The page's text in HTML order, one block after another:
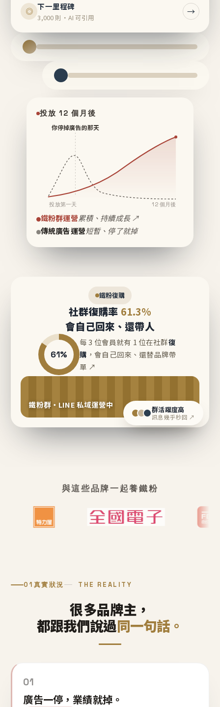
◎ 下一里程碑
3,000 則・AI 可引用
→
投放 12 個月後
你停掉廣告的那天
投放第一天 12 個月後
鐵粉群運營累積、持續成長 ↗
傳統廣告運營短暫、停了就掉
鐵粉復購
社群復購率 61.3%
會自己回來、還帶人
61%
每 3 位會員就有 1 位在社群復
購 ，會自己回來、還替品牌帶
單 ↗
鐵粉群・LINE 私域運營中 群活躍度高
訊息幾乎秒回 ↗
與這些品牌一起養鐵粉
01 真實狀況 THE REALITY
很多品牌主，
都跟我們說過同一句話。
01
廣告一停，業績就掉。